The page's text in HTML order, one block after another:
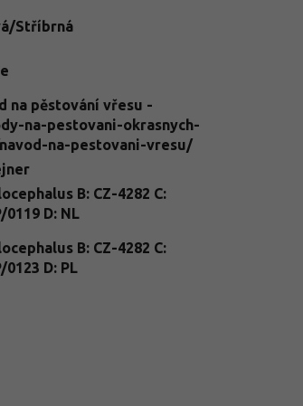
Stříbrná
na pěstování vřesu -
na-pestovani-okrasnych-
na-pestovani-vresu/
B: CZ-4282 C:
0119 D: NL
B: CZ-4282 C:
0123 D: PL